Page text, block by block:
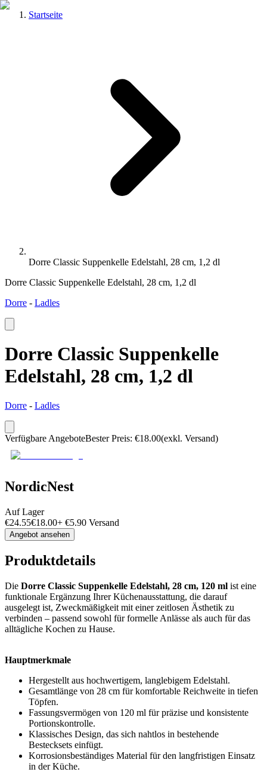
Startseite
Dorre Classic Suppenkelle Edelstahl, 28 cm, 1,2 dl
Dorre Classic Suppenkelle Edelstahl, 28 cm, 1,2 dl
Dorre - Ladles
Dorre Classic Suppenkelle
Edelstahl, 28 cm, 1,2 dl
Dorre - Ladles
Verfügbare AngeboteBester Preis: €18.00(exkl. Versand)
NordicNest
Auf Lager
€24.55€18.00+ €5.90 Versand
Angebot ansehen
Produktdetails
Die Dorre Classic Suppenkelle Edelstahl, 28 cm, 120 ml ist eine
funktionale Ergänzung Ihrer Küchenausstattung, die darauf
ausgelegt ist, Zweckmäßigkeit mit einer zeitlosen Ästhetik zu
verbinden – passend sowohl für formelle Anlässe als auch für das
alltägliche Kochen zu Hause.
Hauptmerkmale
Hergestellt aus hochwertigem, langlebigem Edelstahl.
Gesamtlänge von 28 cm für komfortable Reichweite in tiefen
Töpfen.
Fassungsvermögen von 120 ml für präzise und konsistente
Portionskontrolle.
Klassisches Design, das sich nahtlos in bestehende
Bestecksets einfügt.
Korrosionsbeständiges Material für den langfristigen Einsatz
in der Küche.